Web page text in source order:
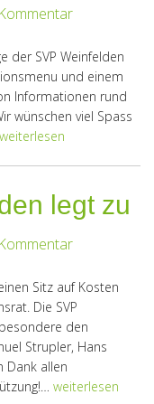
der SVP Weinfelden
und einem
Informationen rund
wünschen viel Spass
weiterlesen
legt zu
Sitz auf Kosten
Die SVP
den
Strupler, Hans
Dank allen
weiterlesen